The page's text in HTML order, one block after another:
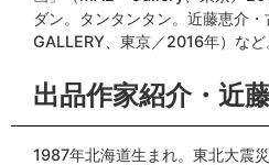
ダン。タンタンタン。近藤恵介
GALLERY、東京／2016年）など
出品作家紹介・近
1987年北海道生まれ。東北大震